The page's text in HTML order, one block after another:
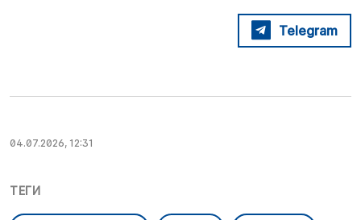
Telegram
04.07.2026, 12:31
ТЕГИ